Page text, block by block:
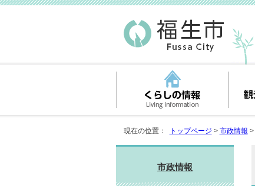
現在の位置： トップページ > 市政情報 >
市政情報